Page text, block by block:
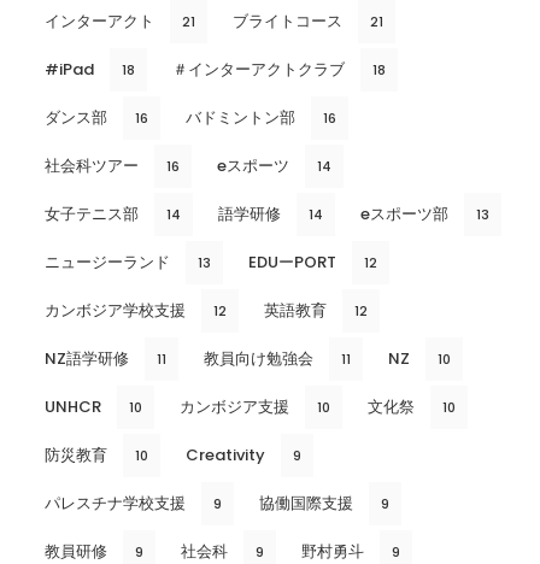
インターアクト 21 ブライトコース 21
#iPad 18 ＃インターアクトクラブ 18
ダンス部 16 バドミントン部 16
社会科ツアー 16 eスポーツ 14
女子テニス部 14 語学研修 14 eスポーツ部 13
ニュージーランド 13 EDUーPORT 12
カンボジア学校支援 12 英語教育 12
NZ語学研修 11 教員向け勉強会 11 NZ 10
UNHCR 10 カンボジア支援 10 文化祭 10
防災教育 10 Creativity 9
パレスチナ学校支援 9 協働国際支援 9
教員研修 9 社会科 9 野村勇斗 9